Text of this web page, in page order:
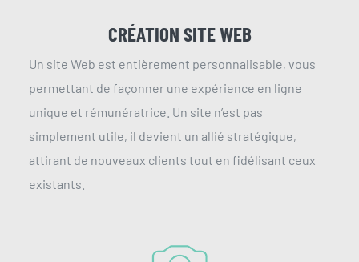
CRÉATION SITE WEB
Un site Web est entièrement personnalisable, vous
permettant de façonner une expérience en ligne
unique et rémunératrice. Un site n’est pas
simplement utile, il devient un allié stratégique,
attirant de nouveaux clients tout en fidélisant ceux
existants.